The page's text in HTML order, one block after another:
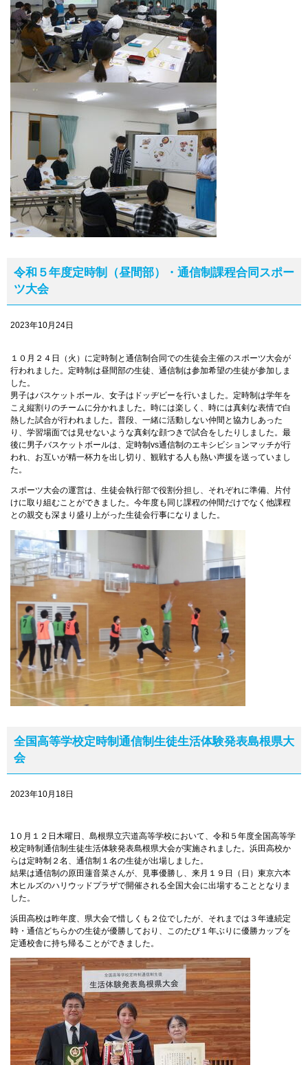
令和５年度定時制（昼間部）・通信制課程合同スポー
ツ大会
2023年10月24日
１０月２４日（火）に定時制と通信制合同での生徒会主催のスポーツ大会が
行われました。定時制は昼間部の生徒、通信制は参加希望の生徒が参加しま
した。
男子はバスケットボール、女子はドッヂビーを行いました。定時制は学年を
こえ縦割りのチームに分かれました。時には楽しく、時には真剣な表情で白
熱した試合が行われました。普段、一緒に活動しない仲間と協力しあった
り、学習場面では見せないような真剣な顔つきで試合をしたりしました。最
後に男子バスケットボールは、定時制vs通信制のエキシビションマッチが行
われ、お互いが精一杯力を出し切り、観戦する人も熱い声援を送っていまし
た。
スポーツ大会の運営は、生徒会執行部で役割分担し、それぞれに準備、片付
けに取り組むことができました。今年度も同じ課程の仲間だけでなく他課程
との親交も深まり盛り上がった生徒会行事になりました。
全国高等学校定時制通信制生徒生活体験発表島根県大
会
2023年10月18日
1０月１２日木曜日、島根県立宍道高等学校において、令和５年度全国高等学
校定時制通信制生徒生活体験発表島根県大会が実施されました。浜田高校か
らは定時制２名、通信制１名の生徒が出場しました。
結果は通信制の原田蓮音菜さんが、見事優勝し、来月１９日（日）東京六本
木ヒルズのハリウッドプラザで開催される全国大会に出場することとなりま
した。
浜田高校は昨年度、県大会で惜しくも２位でしたが、それまでは３年連続定
時・通信どちらかの生徒が優勝しており、このたび１年ぶりに優勝カップを
定通校舎に持ち帰ることができました。